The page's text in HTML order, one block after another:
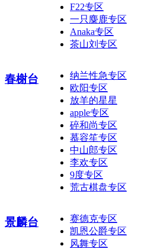
F22专区
一只麋鹿专区
Anaka专区
茶山刘专区
春榭台
纳兰性急专区
欧阳专区
放羊的星星
apple专区
碎和尚专区
慕容笙专区
中山郎专区
李欢专区
9度专区
荒古棋盘专区
景麟台
赛德克专区
凯恩公爵专区
风舞专区